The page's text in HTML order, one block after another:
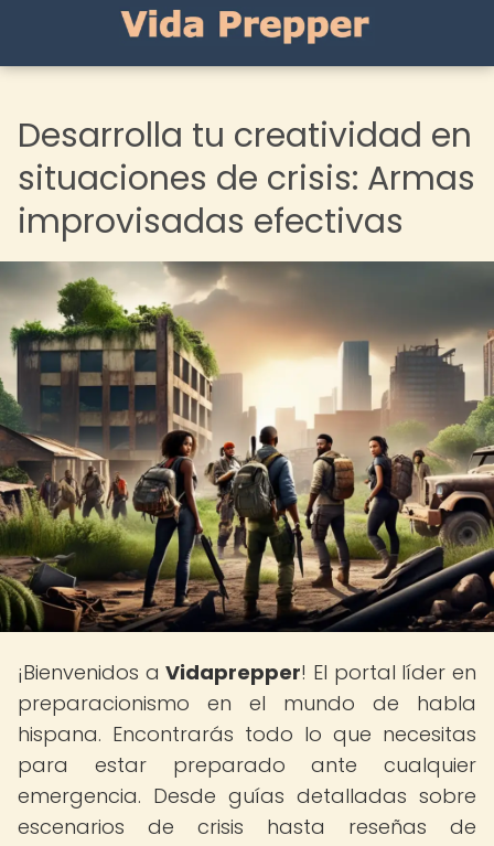
Desarrolla tu creatividad en
situaciones de crisis: Armas
improvisadas efectivas
¡Bienvenidos aVidaprepper! El portal líder en
preparacionismo en el mundo de habla
hispana. Encontrarás todo lo que necesitas
para estar preparado ante cualquier
emergencia. Desde guías detalladas sobre
escenarios de crisis hasta reseñas de